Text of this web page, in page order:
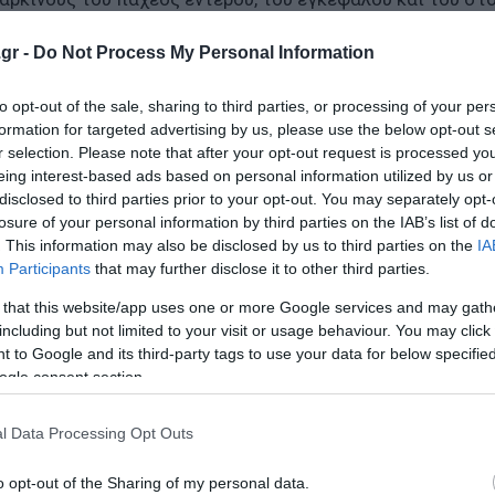
- Do Not Process My Personal Information
opt-out of the sale, sharing to third parties, or processing of your
for targeted advertising by us, please use the below opt-out
selection. Please note that after your opt-out request is processed
interest-based ads based on personal information utilized by us
to third parties prior to your opt-out. You may separately
of your personal information by third parties on the IAB’s list of
This information may also be disclosed by us to third parties on the
Participants that may further disclose it to other third parties.
that this website/app uses one or more Google services and may
but not limited to your visit or usage behaviour. You may
to Google and its third-party tags to use your data for below
consent section.
Data Processing Opt Outs
opt-out of the Sharing of my personal data.
μηχανισμούς. Αφενός μπλοκάρει τον
που συμβάλλει στην ανάπτυξη των όγκων, και
συχνά τα καρκινικά κύτταρα για να διαφεύγουν
σύστημα, ώστε να επιτεθεί στον όγκο.
τη θεραπεία είναι ο 56χρονος Καρλ Γουόλς, ο οποίος
και εντάχθηκε στη μελέτη OrigAMI-4 στο Royal
οι οποίες δυστυχώς δεν είχαν αποτέλεσμα»,
4. Βρίσκομαι πλέον στον 17ο κύκλο θεραπείας και